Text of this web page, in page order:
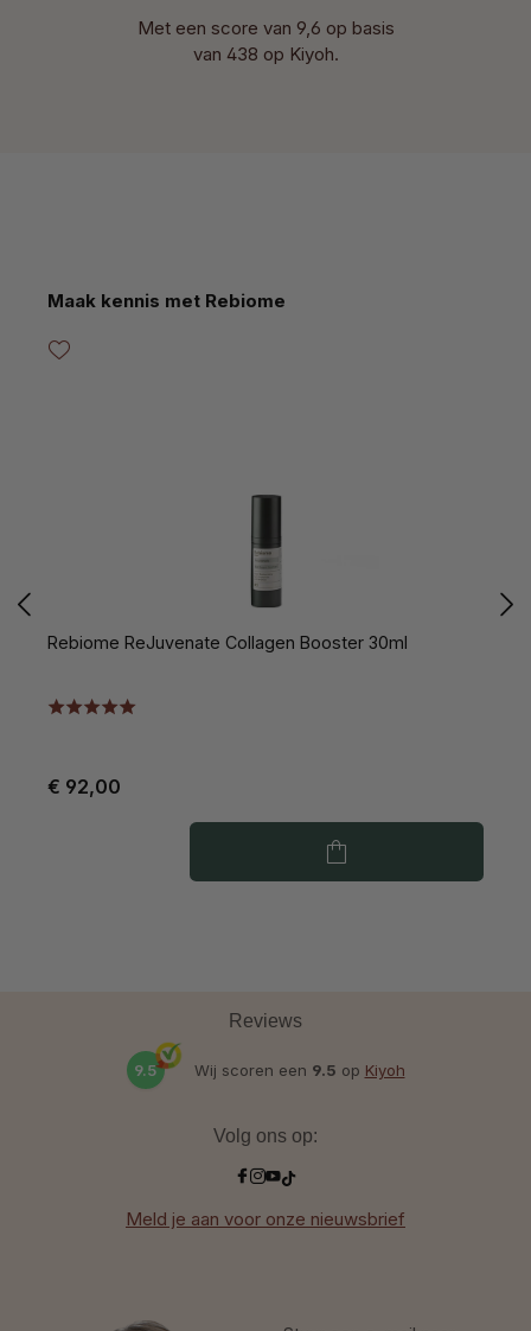
Met een score van 9,6 op basis
van 438 op Kiyoh.
Productgalerij overslaan
Maak kennis met Rebiome
Rebiome ReJuvenate Collagen Booster 30ml
€ 92,00
Reviews
9.5 Wij scoren een 9.5 op Kiyoh
Volg ons op:
Meld je aan voor onze nieuwsbrief